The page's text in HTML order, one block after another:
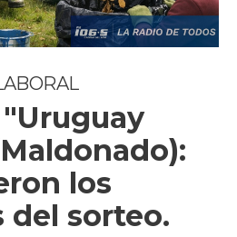
los
del sorteo.